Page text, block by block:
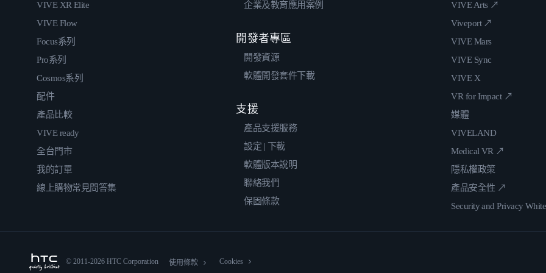
VIVE XR Elite
VIVE Flow
Focus系列
Pro系列
Cosmos系列
配件
產品比較
VIVE ready
全台門市
我的訂單
線上購物常見問答集
企業及教育應用案例
開發者專區
開發資源
軟體開發套件下載
支援
產品支援服務
設定 | 下載
軟體版本說明
聯絡我們
保固條款
VIVE Arts ↗
Viveport ↗
VIVE Mars
VIVE Sync
VIVE X
VR for Impact ↗
媒體
VIVELAND
Medical VR ↗
隱私權政策
產品安全性 ↗
Security and Privacy
© 2011-2026 HTC Corporation 使用條款 Cookies